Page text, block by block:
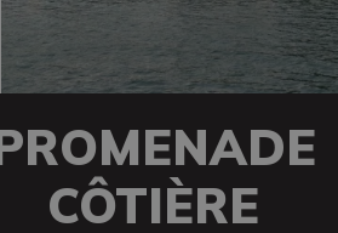
CÔTIÈRE